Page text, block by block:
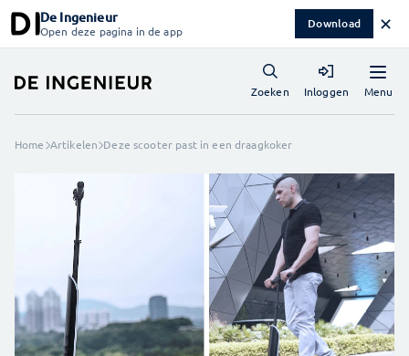
De Ingenieur
Open deze pagina in de app Download ✕
Menu
Zoeken Inloggen
Home Artikelen Deze scooter past in een draagkoker